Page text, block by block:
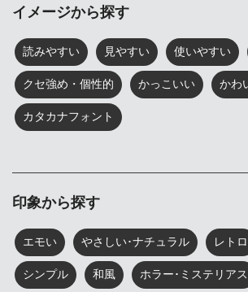
イメージから探す
読みやすい 見やすい 使いやすい
クセ強め・個性的 かっこいい かわ
カタカナフォント
印象から探す
エモい やさしい･ナチュラル レトロ
シンプル 和風 ホラー･ミステリアス